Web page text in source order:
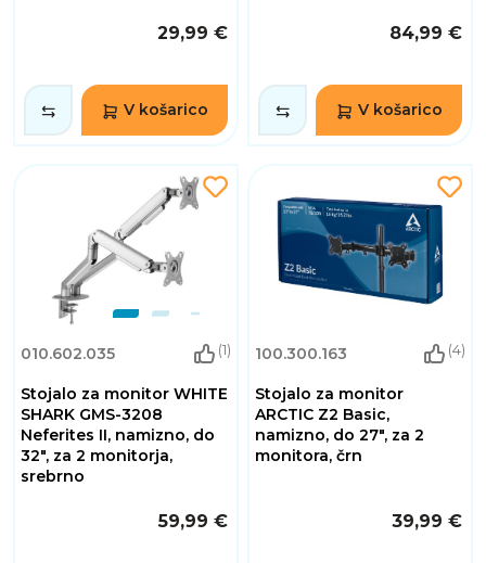
29,99 €
V košarico
84,99 €
V košarico
010.602.035 (1)
Stojalo za monitor WHITE
SHARK GMS-3208
Neferites II, namizno, do
32", za 2 monitorja,
srebrno
59,99 €
100.300.163 (4)
Stojalo za monitor
ARCTIC Z2 Basic,
namizno, do 27", za 2
monitora, črn
39,99 €